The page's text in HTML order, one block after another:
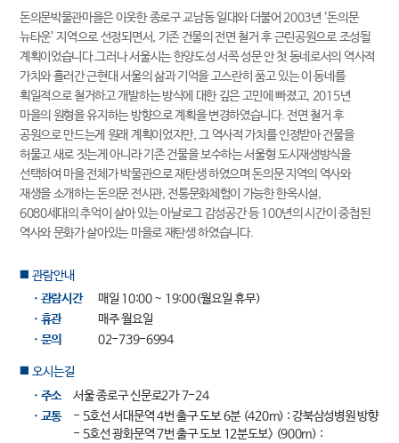
돈의문박물관마을은 이웃한 종로구 교남동 일대와 더불어 2003년 ‘돈의문
뉴타운’ 지역으로 선정되면서, 기존 건물의 전면 철거 후 근린공원으로 조성될
계획이었습니다.그러나 서울시는 한양도성 서쪽 성문 안 첫 동네로서의 역사적
가치와 흘러간 근현대 서울의 삶과 기억을 고스란히 품고 있는 이 동네를
획일적으로 철거하고 개발하는 방식에 대한 깊은 고민에 빠졌고, 2015년
마을의 원형을 유지하는 방향으로 계획을 변경하였습니다. 전면 철거 후
공원으로 만드는게 원래 계획이었지만, 그 역사적 가치를 인정받아 건물을
허물고 새로 짓는게 아니라 기존 건물을 보수하는 서울형 도시재생방식을
선택하여 마을 전체가 박물관으로 재탄생 하였으며 돈의문 지역의 역사와
재생을 소개하는 돈의문 전시관, 전통문화체험이 가능한 한옥시설,
6080세대의 추억이 살아 있는 아날로그 감성공간 등 100년의 시간이 중첩된
역사와 문화가 살아있는 마을로 재탄생 하였습니다.
■ 관람안내
ㆍ관람시간
매일 10:00 ~ 19:00(월요일 휴무)
ㆍ휴관
매주 월요일
ㆍ문의
02-739-6994
오시는길
ㆍ주소
서울 종로구 신문로2가 7-24
ㆍ교통
- 5호선 서대문역 4번 출구 도보 6분 (420m) : 강북삼성병원 방향
- 5호선 광화문역 7번 출구 도보 12분도보> (900m) :